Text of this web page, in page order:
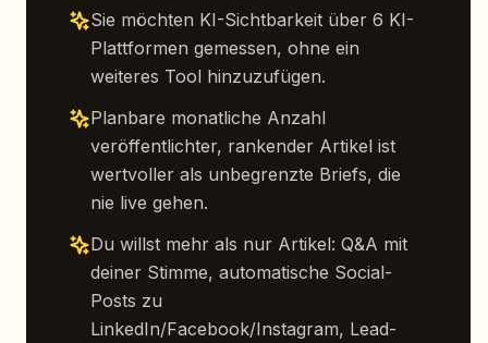
Sie möchten KI-Sichtbarkeit über 6 KI-
Plattformen gemessen, ohne ein
weiteres Tool hinzuzufügen.
Planbare monatliche Anzahl
veröffentlichter, rankender Artikel ist
wertvoller als unbegrenzte Briefs, die
nie live gehen.
Du willst mehr als nur Artikel: Q&A mit
deiner Stimme, automatische Social-
Posts zu
LinkedIn/Facebook/Instagram, Lead-